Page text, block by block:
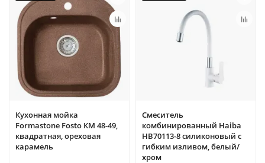
Кухонная мойка
Formastone Fosto КМ 48-49,
квадратная, ореховая
карамель
Смеситель
комбинированный Haiba
HB70113-8 силиконовый с
гибким изливом, белый/
хром